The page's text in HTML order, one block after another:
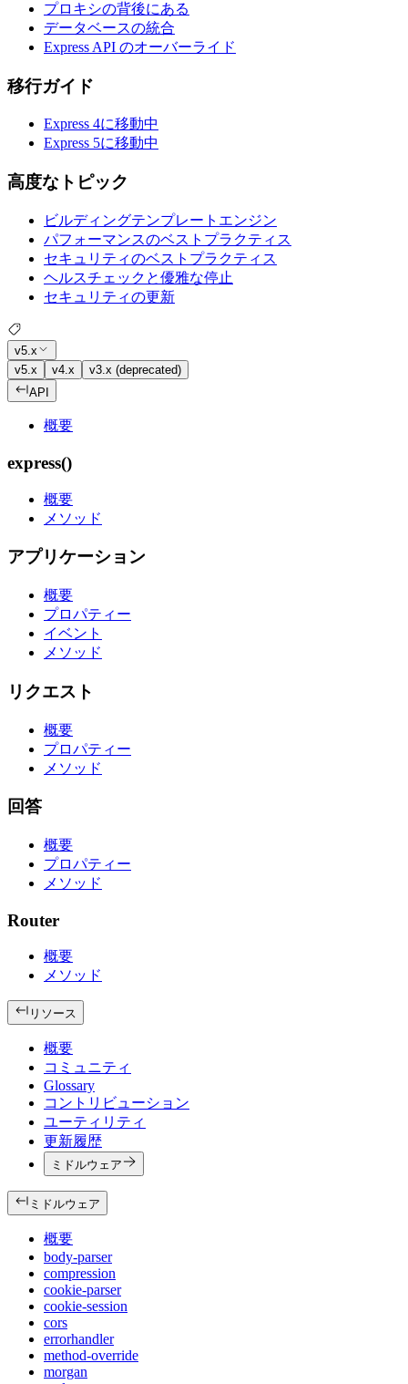
プロキシの背後にある
データベースの統合
Express API のオーバーライド
移行ガイド
Express 4に移動中
Express 5に移動中
高度なトピック
ビルディングテンプレートエンジン
パフォーマンスのベストプラクティス
セキュリティのベストプラクティス
ヘルスチェックと優雅な停止
セキュリティの更新
v5.x
v5.x
v4.x
v3.x (deprecated)
API
概要
express()
概要
メソッド
アプリケーション
概要
プロパティー
イベント
メソッド
リクエスト
概要
プロパティー
メソッド
回答
概要
プロパティー
メソッド
Router
概要
メソッド
リソース
概要
コミュニティ
Glossary
コントリビューション
ユーティリティ
更新履歴
ミドルウェア
ミドルウェア
概要
body-parser
compression
cookie-parser
cookie-session
cors
errorhandler
method-override
morgan